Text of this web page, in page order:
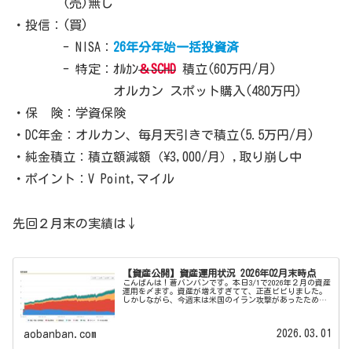
(売)無し
・投信：(買)
- NISA： 26年分年始一括投資済
- 特定：ｵﾙｶﾝ＆SCHD 積立(60万円/月)
オルカン スポット購入(480万円)
・保 険：学資保険
・DC年金：オルカン、毎月天引きで積立(5.5万円/月)
・純金積立：積立額減額（\3,000/月）,取り崩し中
・ポイント：V Point,マイル
先回２月末の実績は↓
【資産公開】資産運用状況 2026年02月末時点
こんばんは！蒼バンバンです。本日3/1で2026年２月の資産
運用を〆ます。資産が増えすぎてて、正直ビビりました。
しかしながら、今週末は米国のイラン攻撃があったため、
aobanban.com 2026.03.01